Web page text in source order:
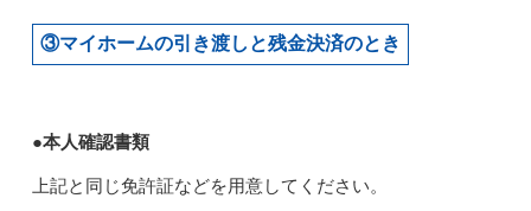
③マイホームの引き渡しと残金決済のとき
●本人確認書類
上記と同じ免許証などを用意してください。